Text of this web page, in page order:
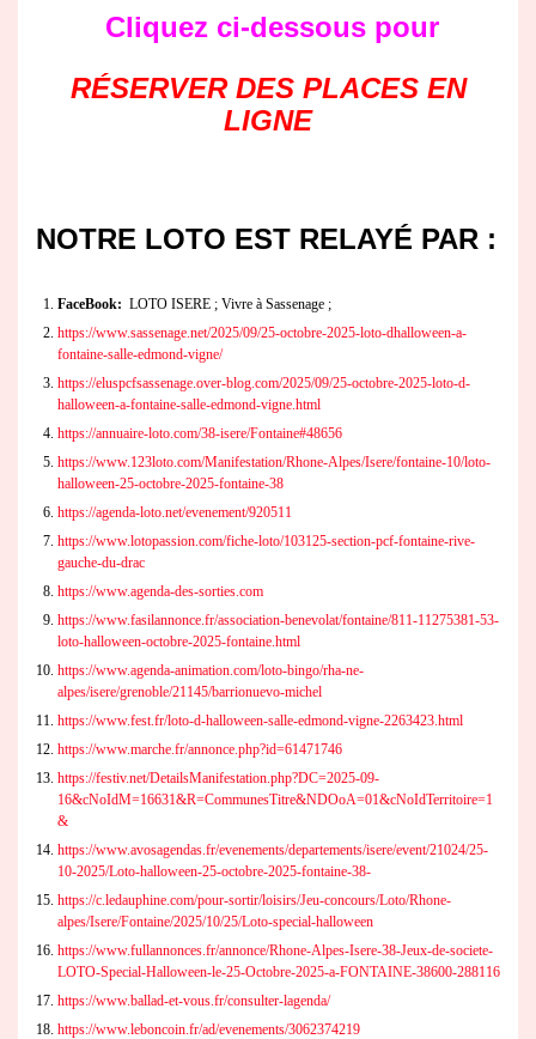
Cliquez ci-dessous pour
RÉSERVER DES PLACES EN
LIGNE
NOTRE LOTO EST RELAYÉ PAR :
FaceBook: LOTO ISERE ; Vivre à Sassenage ;
https://www.sassenage.net/2025/09/25-octobre-2025-loto-dhalloween-a-
fontaine-salle-edmond-vigne/
https://eluspcfsassenage.over-blog.com/2025/09/25-octobre-2025-loto-d-
halloween-a-fontaine-salle-edmond-vigne.html
https://annuaire-loto.com/38-isere/Fontaine#48656
https://www.123loto.com/Manifestation/Rhone-Alpes/Isere/fontaine-10/loto-
halloween-25-octobre-2025-fontaine-38
https://agenda-loto.net/evenement/920511
https://www.lotopassion.com/fiche-loto/103125-section-pcf-fontaine-rive-
gauche-du-drac
https://www.agenda-des-sorties.com
https://www.fasilannonce.fr/association-benevolat/fontaine/811-11275381-53-
loto-halloween-octobre-2025-fontaine.html
https://www.agenda-animation.com/loto-bingo/rha-ne-
alpes/isere/grenoble/21145/barrionuevo-michel
https://www.fest.fr/loto-d-halloween-salle-edmond-vigne-2263423.html
https://www.marche.fr/annonce.php?id=61471746
https://festiv.net/DetailsManifestation.php?DC=2025-09-
16&cNoIdM=16631&R=CommunesTitre&NDOoA=01&cNoIdTerritoire=1
&
https://www.avosagendas.fr/evenements/departements/isere/event/21024/25-
10-2025/Loto-halloween-25-octobre-2025-fontaine-38-
https://c.ledauphine.com/pour-sortir/loisirs/Jeu-concours/Loto/Rhone-
alpes/Isere/Fontaine/2025/10/25/Loto-special-halloween
https://www.fullannonces.fr/annonce/Rhone-Alpes-Isere-38-Jeux-de-societe-
LOTO-Special-Halloween-le-25-Octobre-2025-a-FONTAINE-38600-288116
https://www.ballad-et-vous.fr/consulter-lagenda/
https://www.leboncoin.fr/ad/evenements/3062374219